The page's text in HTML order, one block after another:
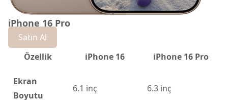
iPhone 16 Pro
Satın Al
Özellik
iPhone 16 iPhone 16 Pro
Ekran
Boyutu
6.1 inç 6.3 inç